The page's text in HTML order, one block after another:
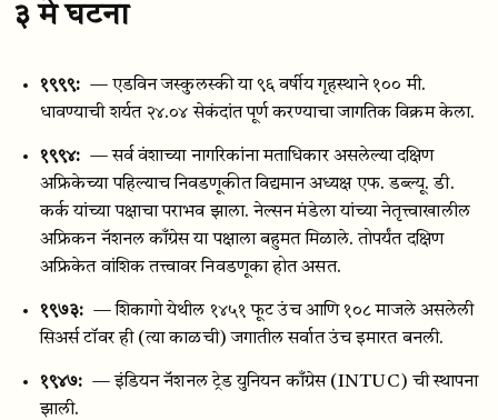
३ मे घटना
१९९९: — एडविन जस्कुलस्की या ९६ वर्षीय गृहस्थाने १०० मी.
धावण्याची शर्यत २४.०४ सेकंदांत पूर्ण करण्याचा जागतिक विक्रम केला.
१९९४: — सर्व वंशाच्या नागरिकांना मताधिकार असलेल्या दक्षिण
अफ्रिकेच्या पहिल्याच निवडणूकीत विद्यमान अध्यक्ष एफ. डब्ल्यू. डी.
कर्क यांच्या पक्षाचा पराभव झाला. नेल्सन मंडेला यांच्या नेतृत्त्वाखालील
अफ्रिकन नॅशनल काँग्रेस या पक्षाला बहुमत मिळाले. तोपर्यंत दक्षिण
अफ्रिकेत वांशिक तत्त्वावर निवडणूका होत असत.
१९७३: — शिकागो येथील १४५१ फूट उंच आणि १०८ माजले असलेली
सिअर्स टॉवर ही (त्या काळची) जगातील सर्वात उंच इमारत बनली.
१९४७: — इंडियन नॅशनल ट्रेड युनियन काँग्रेस (INTUC) ची स्थापना
झाली.